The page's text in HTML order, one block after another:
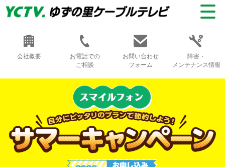
会社概要
お電話での
ご相談
お問い合わせ
フォーム
障害・
メンテナンス情報